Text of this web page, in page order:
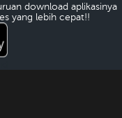
download aplikasinya
yang lebih cepat!!